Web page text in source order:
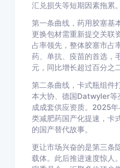
汇兑损失等短期因素拖累
第一条曲线，药用胶塞基
更换包材需重新提交关联
占率领先，整体胶塞市占
药、单抗、疫苗的首选，
元，同比增长超过百分之
第二条曲线，卡式瓶组件
本大协、德国Datwyler等
成成套供应资质。2025
类减肥药国产化提速，卡
的国产替代故事。
更让市场兴奋的是第三条
载体。此后推进速度惊人